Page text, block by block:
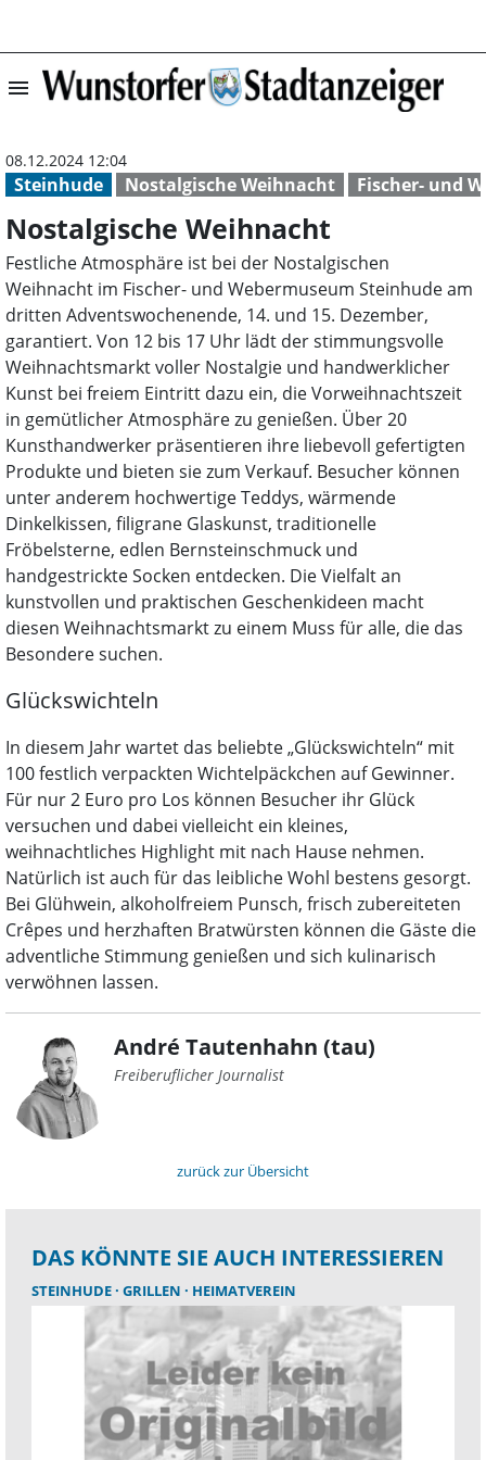
menu Nostalgische
Steinhude Nostalgische Weihnacht Fischer- und
08.12.2024 12:04
Nostalgische Weihnacht
Festliche Atmosphäre ist bei der Nostalgischen
Weihnacht im Fischer- und Webermuseum Steinhude am
dritten Adventswochenende, 14. und 15. Dezember,
garantiert. Von 12 bis 17 Uhr lädt der stimmungsvolle
Weihnachtsmarkt voller Nostalgie und handwerklicher
Kunst bei freiem Eintritt dazu ein, die Vorweihnachtszeit
in gemütlicher Atmosphäre zu genießen. Über 20
Kunsthandwerker präsentieren ihre liebevoll gefertigten
Produkte und bieten sie zum Verkauf. Besucher können
unter anderem hochwertige Teddys, wärmende
Dinkelkissen, filigrane Glaskunst, traditionelle
Fröbelsterne, edlen Bernsteinschmuck und
handgestrickte Socken entdecken. Die Vielfalt an
kunstvollen und praktischen Geschenkideen macht
diesen Weihnachtsmarkt zu einem Muss für alle, die das
Besondere suchen.
Glückswichteln
In diesem Jahr wartet das beliebte „Glückswichteln“ mit
100 festlich verpackten Wichtelpäckchen auf Gewinner.
Für nur 2 Euro pro Los können Besucher ihr Glück
versuchen und dabei vielleicht ein kleines,
weihnachtliches Highlight mit nach Hause nehmen.
Natürlich ist auch für das leibliche Wohl bestens gesorgt.
Bei Glühwein, alkoholfreiem Punsch, frisch zubereiteten
Crêpes und herzhaften Bratwürsten können die Gäste die
adventliche Stimmung genießen und sich kulinarisch
verwöhnen lassen.
André Tautenhahn (tau)
Freiberuflicher Journalist
zurück zur Übersicht
DAS KÖNNTE SIE AUCH INTERESSIEREN
STEINHUDE GRILLEN HEIMATVEREIN